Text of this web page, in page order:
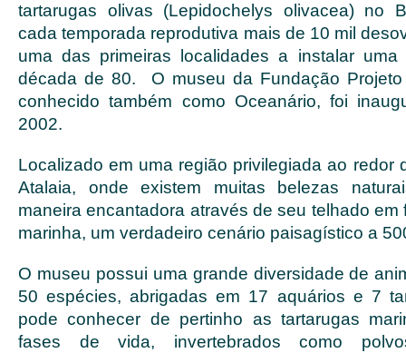
tartarugas olivas (Lepidochelys olivacea) no
cada temporada reprodutiva mais de 10 mil
uma das primeiras localidades a instalar
década de 80. O museu da Fundação Projeto
conhecido também como Oceanário, foi
2002.
Localizado em uma região privilegiada ao redor
Atalaia, onde existem muitas belezas
maneira encantadora através de seu telhado em
marinha, um verdadeiro cenário paisagístico a
O museu possui uma grande diversidade de
50 espécies, abrigadas em 17 aquários e 7
pode conhecer de pertinho as tartarugas
fases de vida, invertebrados como